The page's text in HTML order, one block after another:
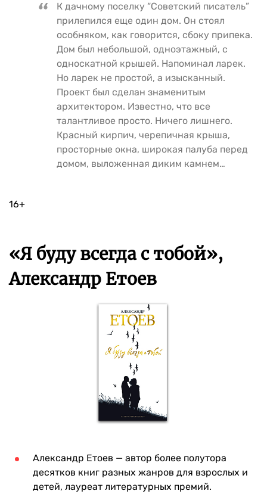
К дачному поселку “Советский писатель”
прилепился еще один дом. Он стоял
особняком, как говорится, сбоку припека.
Дом был небольшой, одноэтажный, с
односкатной крышей. Напоминал ларек.
Но ларек не простой, а изысканный.
Проект был сделан знаменитым
архитектором. Известно, что все
талантливое просто. Ничего лишнего.
Красный кирпич, черепичная крыша,
просторные окна, широкая палуба перед
домом, выложенная диким камнем…
16+
«Я буду всегда с тобой»,
Александр Етоев
Александр Етоев — автор более полутора
десятков книг разных жанров для взрослых и
детей, лауреат литературных премий.